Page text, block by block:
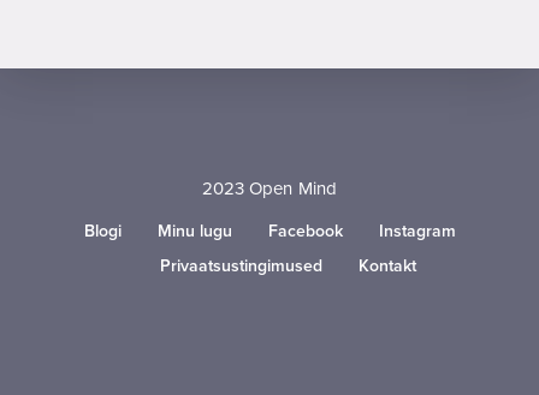
2023 Open Mind
Blogi Minu lugu Facebook
Instagram
Privaatsustingimused
Kontakt